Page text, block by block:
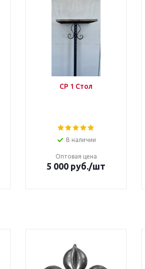
СР 1 Стол
В наличии
Оптовая цена
5 000 руб./шт